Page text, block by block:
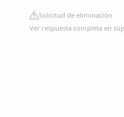
Solicitud de eliminación
Ver respuesta completa en